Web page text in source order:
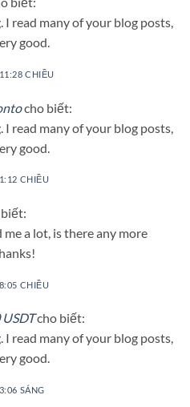
I read many of your blog posts,
good.
CHIỀU
cho biết:
I read many of your blog posts,
good.
CHIỀU
a lot, is there any more
CHIỀU
cho biết:
I read many of your blog posts,
good.
SÁNG